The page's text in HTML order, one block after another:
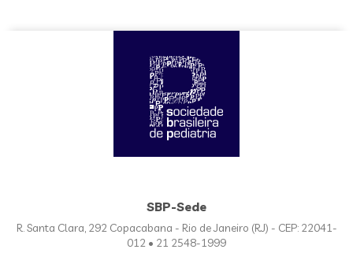
SBP-Sede
R. Santa Clara, 292 Copacabana - Rio de Janeiro (RJ) - CEP: 22041-
012 • 21 2548-1999